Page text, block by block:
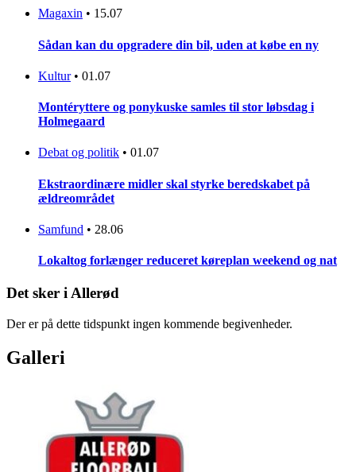
Magaxin • 15.07
Sådan kan du opgradere din bil, uden at købe en ny
Kultur • 01.07
Montéryttere og ponykuske samles til stor løbsdag i
Holmegaard
Debat og politik • 01.07
Ekstraordinære midler skal styrke beredskabet på
ældreområdet
Samfund • 28.06
Lokaltog forlænger reduceret køreplan weekend og nat
Det sker i Allerød
Der er på dette tidspunkt ingen kommende begivenheder.
Galleri